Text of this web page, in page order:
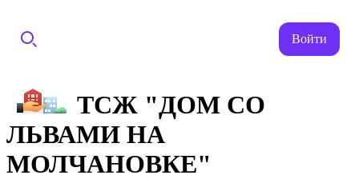
Войти
ТСЖ "ДОМ СО
ЛЬВАМИ НА
МОЛЧАНОВКЕ"